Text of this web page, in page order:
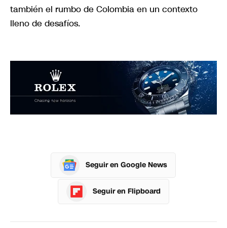
también el rumbo de Colombia en un contexto
lleno de desafíos.
Seguir en Google News
Seguir en Flipboard